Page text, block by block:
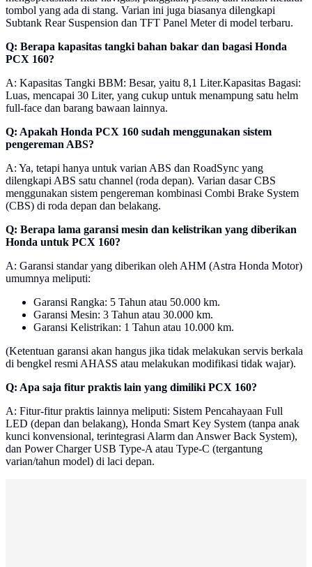
tombol yang ada di stang. Varian ini juga biasanya dilengkapi
Subtank Rear Suspension dan TFT Panel Meter di model terbaru.
Q: Berapa kapasitas tangki bahan bakar dan bagasi Honda
PCX 160?
A: Kapasitas Tangki BBM: Besar, yaitu 8,1 Liter.Kapasitas Bagasi:
Luas, mencapai 30 Liter, yang cukup untuk menampung satu helm
full-face dan barang bawaan lainnya.
Q: Apakah Honda PCX 160 sudah menggunakan sistem
pengereman ABS?
A: Ya, tetapi hanya untuk varian ABS dan RoadSync yang
dilengkapi ABS satu channel (roda depan). Varian dasar CBS
menggunakan sistem pengereman kombinasi Combi Brake System
(CBS) di roda depan dan belakang.
Q: Berapa lama garansi mesin dan kelistrikan yang diberikan
Honda untuk PCX 160?
A: Garansi standar yang diberikan oleh AHM (Astra Honda Motor)
umumnya meliputi:
Garansi Rangka: 5 Tahun atau 50.000 km.
Garansi Mesin: 3 Tahun atau 30.000 km.
Garansi Kelistrikan: 1 Tahun atau 10.000 km.
(Ketentuan garansi akan hangus jika tidak melakukan servis berkala
di bengkel resmi AHASS atau melakukan modifikasi tidak wajar).
Q: Apa saja fitur praktis lain yang dimiliki PCX 160?
A: Fitur-fitur praktis lainnya meliputi: Sistem Pencahayaan Full
LED (depan dan belakang), Honda Smart Key System (tanpa anak
kunci konvensional, terintegrasi Alarm dan Answer Back System),
dan Power Charger USB Type-A atau Type-C (tergantung
varian/tahun model) di laci depan.